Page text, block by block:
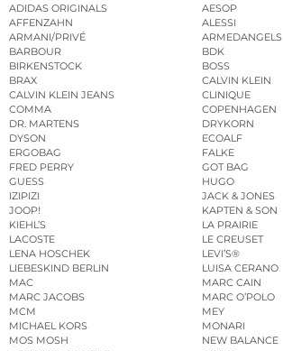
ADIDAS ORIGINALS
AESOP
AFFENZAHN
ALESSI
ARMANI/PRIVÉ
ARMEDANGELS
BARBOUR
BDK
BIRKENSTOCK
BOSS
BRAX
CALVIN KLEIN
CALVIN KLEIN JEANS
CLINIQUE
COMMA
COPENHAGEN
DR. MARTENS
DRYKORN
DYSON
ECOALF
ERGOBAG
FALKE
FRED PERRY
GOT BAG
GUESS
HUGO
IZIPIZI
JACK & JONES
JOOP!
KAPTEN & SON
KIEHL’S
LA PRAIRIE
LACOSTE
LE CREUSET
LENA HOSCHEK
LEVI’S®
LIEBESKIND BERLIN
LUISA CERANO
MAC
MARC CAIN
MARC JACOBS
MARC O’POLO
MCM
MEY
MICHAEL KORS
MONARI
MOS MOSH
NEW BALANCE